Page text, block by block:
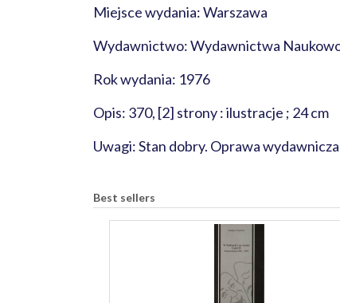
Miejsce wydania: Warszawa
Wydawnictwo: Wydawnictwa
Rok wydania: 1976
Opis: 370, [2] strony : ilustracje ; 24 cm
Uwagi: Stan dobry. Oprawa
Best sellers